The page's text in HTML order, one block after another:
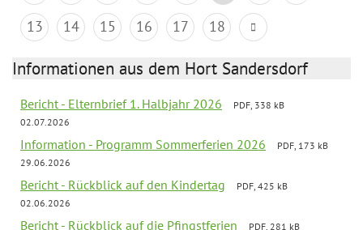
13
14 15 16 17 18
Informationen aus dem Hort Sandersdorf
Bericht - Elternbrief 1. Halbjahr 2026
PDF, 338 kB
02.07.2026
Information - Programm Sommerferien 2026
PDF, 173 kB
29.06.2026
Bericht - Rückblick auf den Kindertag
PDF, 425 kB
02.06.2026
Bericht - Rückblick auf die Pfingstferien
PDF, 281 kB